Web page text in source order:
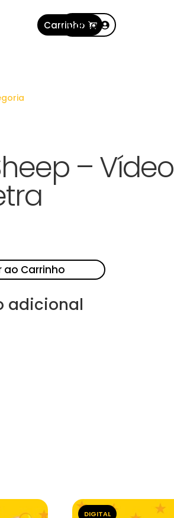
Carrinho
Conta
– Vídeo
ao Carrinho
adicional
DIGITAL